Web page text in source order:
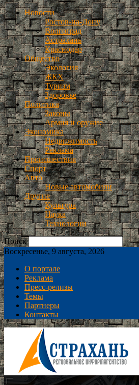
Новости
Ростов-на-Дону
Волгоград
Астрахань
Краснодар
Общество
Экология
ЖКХ
Туризм
Здоровье
Политика
Законы
Армия и оружие
Экономика
Недвижимость
Реклама
Происшествия
Спорт
Авто
Новые автомобили
Другие
Культура
Наука
Технологии
Поиск
Воскресенье, 9 августа, 2026
О портале
Реклама
Пресс-релизы
Темы
Партнеры
Контакты